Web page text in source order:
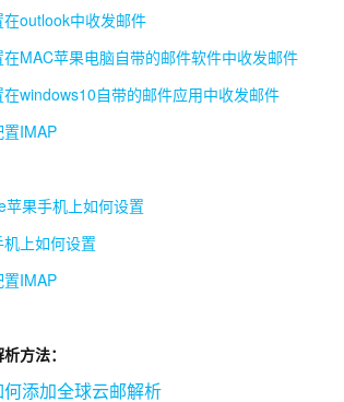
outlook中收发邮件
MAC苹果电脑自带的邮件软件中收发邮件
windows10自带的邮件应用中收发邮件
IMAP
果手机上如何设置
上如何设置
IMAP
方法：
添加全球云邮解析